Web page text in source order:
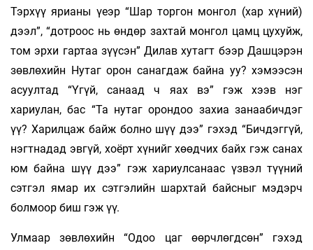
Тэрхүү ярианы үеэр “Шар торгон монгол (хар хүний)
дээл”, “дотроос нь өндөр захтай монгол цамц цухуйж,
том эрхи гартаа зүүсэн” Дилав хутагт бээр Дашцэрэн
зөвлөхийн Нутаг орон санагдаж байна уу? хэмээсэн
асуултад “Үгүй, санаад ч яах вэ” гэж хээв нэг
хариулан, бас “Та нутаг орондоо захиа занаабичдэг
үү? Харилцаж байж болно шүү дээ” гэхэд “Бичдэггүй,
нэгтнадад эвгүй, хоёрт хүнийг хөөдчих байх гэж санах
юм байна шүү дээ” гэж хариулсанаас үзвэл түүний
сэтгэл ямар их сэтгэлийн шархтай байсныг мэдэрч
болмоор биш гэж үү.
Улмаар зөвлөхийн “Одоо цаг өөрчлөгдсөн” гэхэд